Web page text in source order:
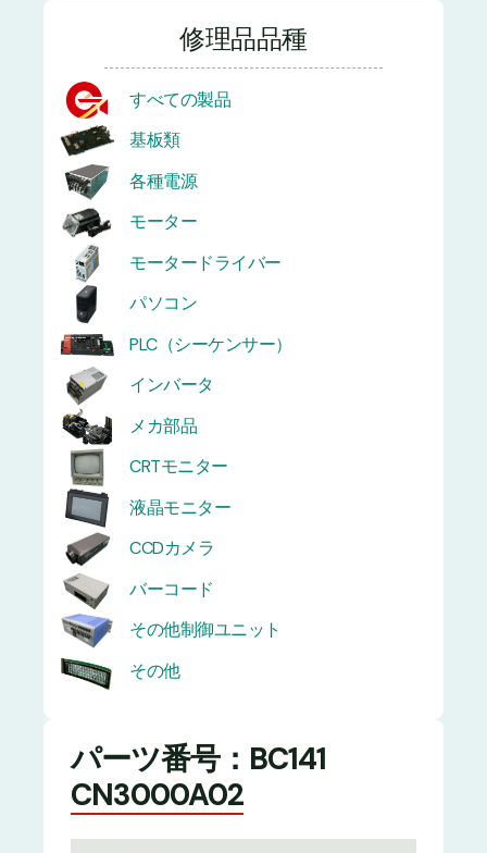
修理品品種
すべての製品
基板類
各種電源
モーター
モータードライバー
パソコン
PLC（シーケンサー）
インバータ
メカ部品
CRTモニター
液晶モニター
CCDカメラ
バーコード
その他制御ユニット
その他
パーツ番号：BC141
CN3000A02